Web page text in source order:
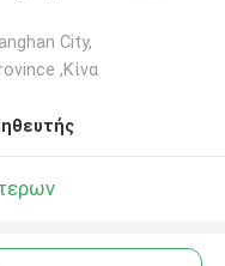
City,
,Κίνα